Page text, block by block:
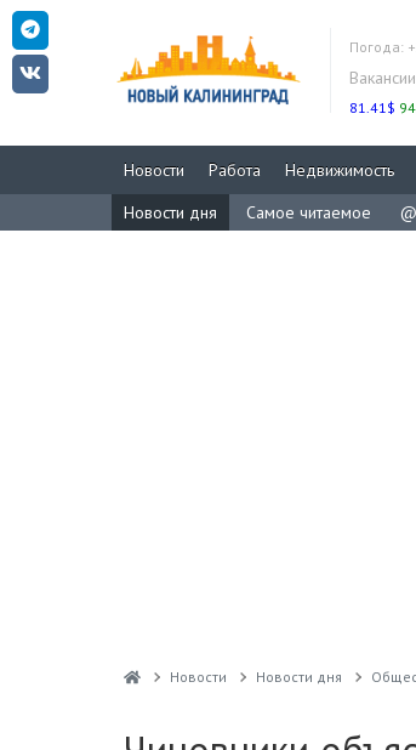
Погода:
81.41$
Новости Работа Недвижимость
Новости дня
Самое читаемое @
Новости Новости дня